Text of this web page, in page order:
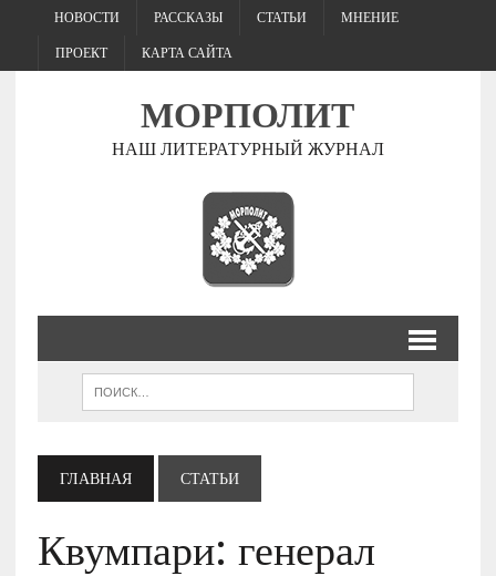
НОВОСТИ РАССКАЗЫ СТАТЬИ МНЕНИЕ
ПРОЕКТ КАРТА САЙТА
МОРПОЛИТ
НАШ ЛИТЕРАТУРНЫЙ ЖУРНАЛ
ГЛАВНАЯ СТАТЬИ
Квумпари: генерал